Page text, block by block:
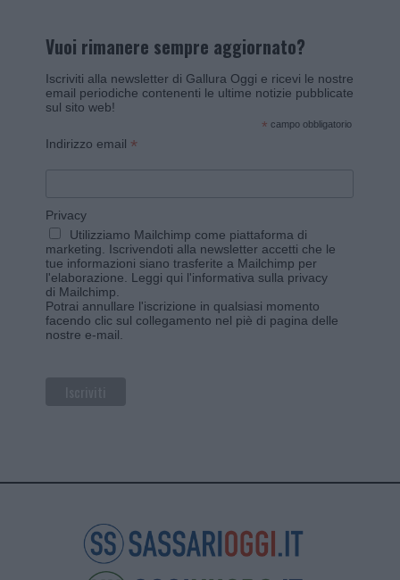
Vuoi rimanere sempre aggiornato?
Iscriviti alla newsletter di Gallura Oggi e ricevi le nostre
email periodiche contenenti le ultime notizie pubblicate
sul sito web!
* campo obbligatorio
Indirizzo email *
Privacy
Utilizziamo Mailchimp come piattaforma di
marketing. Iscrivendoti alla newsletter accetti che le
tue informazioni siano trasferite a Mailchimp per
l'elaborazione. Leggi qui l'informativa sulla privacy
di Mailchimp
Potrai annullare l'iscrizione in qualsiasi momento
facendo clic sul collegamento nel piè di pagina delle
nostre e-mail.